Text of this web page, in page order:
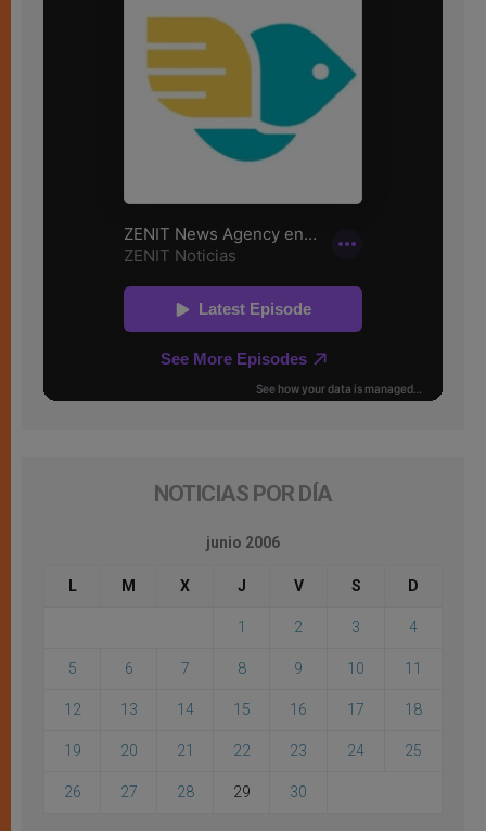
NOTICIAS POR DÍA
junio 2006
L M X J V S D
1 2 3 4
5 6 7 8 9 10 11
12 13 14 15 16 17 18
19 20 21 22 23 24 25
26 27 28 29 30